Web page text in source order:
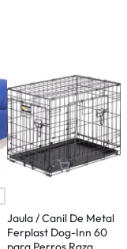
Jaula / Canil De Metal
Ferplast Dog-Inn 60